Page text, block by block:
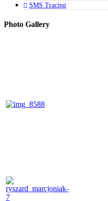
SMS Tracing
Photo Gallery